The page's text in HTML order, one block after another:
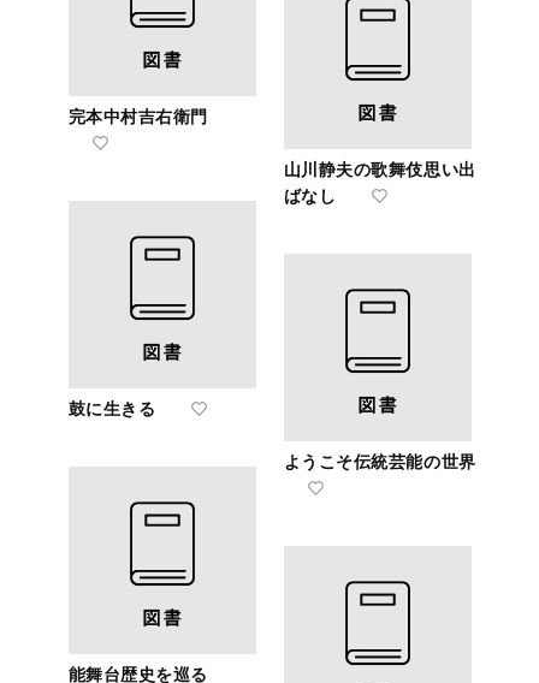
完本中村吉右衛門
山川静夫の歌舞伎思い出
ばなし
鼓に生きる
ようこそ伝統芸能の世界
能舞台歴史を巡る